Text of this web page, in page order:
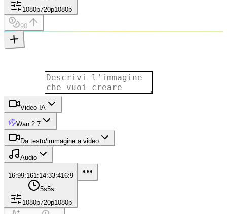
1080p720p1080p
90
Video IA
Wan 2.7
Da testo/immagine a video
Audio
16:99:161:1 4:33:416:9
5s5s
1080p720p1080p